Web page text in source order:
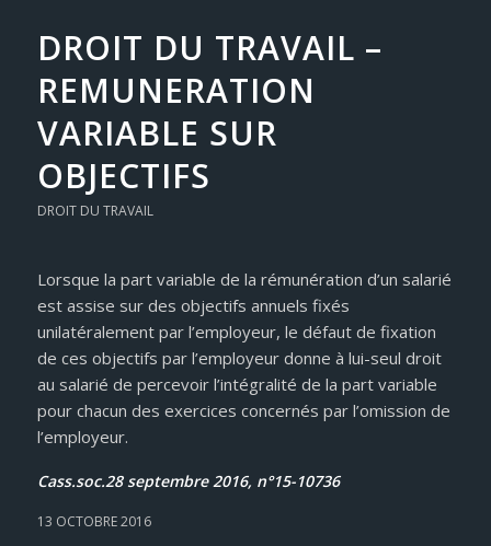
DROIT DU TRAVAIL –
REMUNERATION
VARIABLE SUR
OBJECTIFS
DROIT DU TRAVAIL
Lorsque la part variable de la rémunération d’un salarié
est assise sur des objectifs annuels fixés
unilatéralement par l’employeur, le défaut de fixation
de ces objectifs par l’employeur donne à lui-seul droit
au salarié de percevoir l’intégralité de la part variable
pour chacun des exercices concernés par l’omission de
l’employeur.
Cass.soc.28 septembre 2016, n°15-10736
13 OCTOBRE 2016